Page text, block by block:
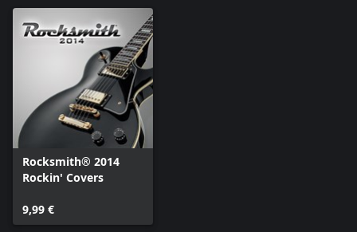
Rocksmith® 2014
Rockin' Covers
9,99 €